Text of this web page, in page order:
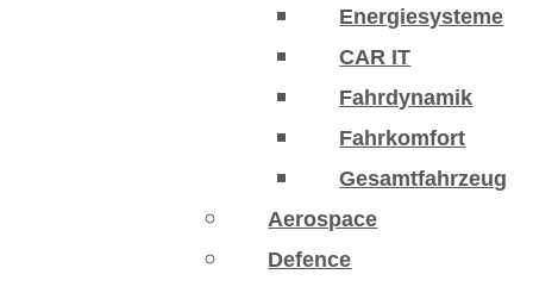
Energiesysteme
CAR IT
Fahrdynamik
Fahrkomfort
Gesamtfahrzeug
Aerospace
Defence